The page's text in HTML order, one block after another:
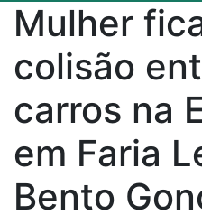
Mulher
colisão
carros na
em Faria
Bento